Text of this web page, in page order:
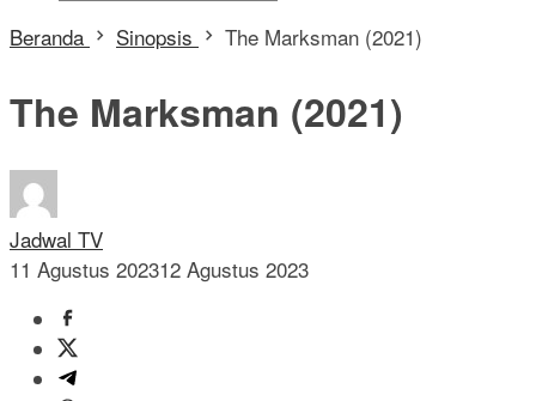
Beranda Sinopsis The Marksman (2021)
The Marksman (2021)
Jadwal TV
11 Agustus 202312 Agustus 2023